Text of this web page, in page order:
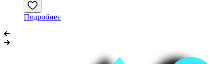
Подробнее